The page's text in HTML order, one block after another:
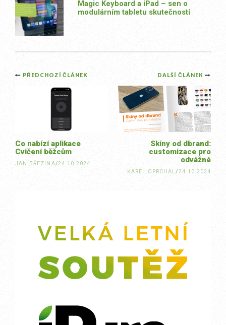
Magic Keyboard a iPad – sen o
modulárním tabletu skutečností
Post
navigation
DALŠÍ ČLÁNEK
Skiny od dbrand:
customizace pro
odvážné
KAREL OPRCHAL/24.10.2024
PŘEDCHOZÍ ČLÁNEK
Co nabízí aplikace
Cvičení běžcům
JAN BŘEZINA/24.10.2024